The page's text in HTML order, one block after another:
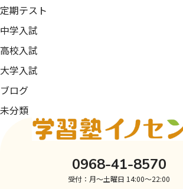
定期テスト
中学入試
高校入試
大学入試
ブログ
未分類
0968-41-8570
受付：月～土曜日 14:00～22:00